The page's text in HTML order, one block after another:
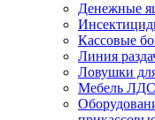
Денежные
Кассовые
Линия
Ловушки
Мебель